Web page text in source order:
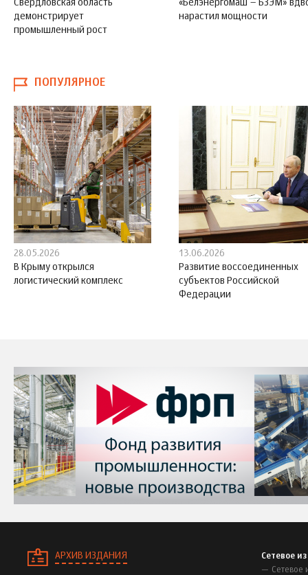
Свердловская область
демонстрирует
промышленный рост
«Белэнергомаш – БЗЭМ»
нарастил мощности
ПОПУЛЯРНОЕ
28.05.2026
В Крыму открылся
логистический комплекс
13.06.2026
Развитие воссоединенных
субъектов Российской
Федерации
АРХИВ ИЗДАНИЯ
Сетевое
Сетевое